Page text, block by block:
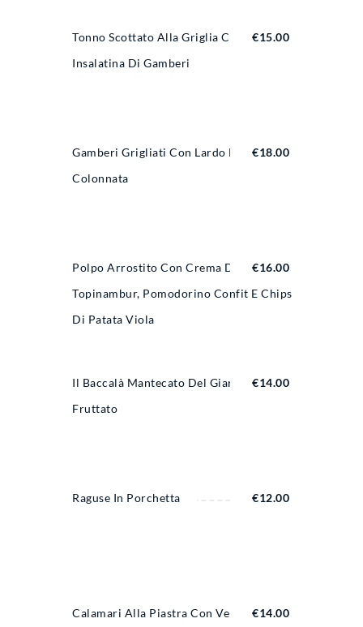
Tonno Scottato Alla Griglia Con
Insalatina Di Gamberi
€15.00
Gamberi Grigliati Con Lardo Di
Colonnata
€18.00
Polpo Arrostito Con Crema Di
Topinambur, Pomodorino Confit E Chips
Di Patata Viola
€16.00
Il Baccalà Mantecato Del Giardino
Fruttato
€14.00
Raguse In Porchetta €12.00
Calamari Alla Piastra Con Verdure
€14.00